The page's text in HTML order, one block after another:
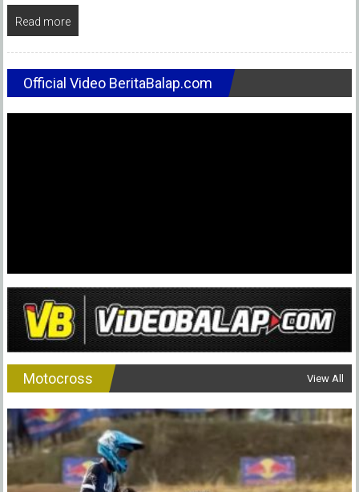
Read more
Official Video BeritaBalap.com
Motocross View All